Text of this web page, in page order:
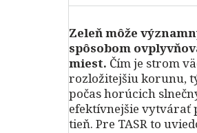
Zeleň môže
spôsobom
miest. Čím je strom
rozložitejšiu korunu,
počas horúcich
efektívnejšie vytvárať
tieň. Pre TASR to